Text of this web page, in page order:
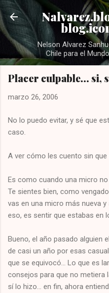
Ir al
Nelson Alvarez
Chile para el
Placer culpable... si,
marzo 26, 2006
No lo puedo evitar, y sé que
caso.
A ver cómo les cuento sin que
Es como cuando una micro
Te sientes bien, como
vas en una micro más nueva
eso, es sentir que estabas en
Bueno, el año pasado alguien
de casi un año por esas
que se equivocó... Lo que es
consejos para que no metiera
sí lo hizo... en fin, ahora